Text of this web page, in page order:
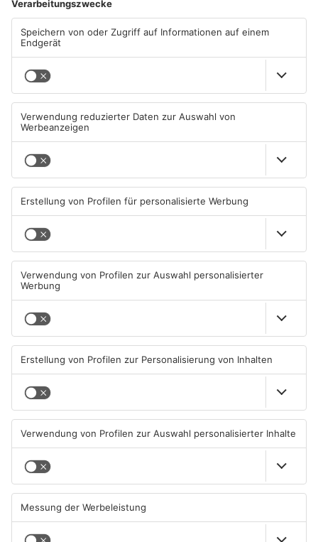
ANZEIGE
Mehr aus
Primaveraland
Diese Maislabyrinthe im
Primaveraland haben schon
geöffnet
08.08.2026, 09:45 UHR IN
PRIMAVERALAND
TOPNEWS
Primaveraland
08.08.2026, 09:39 UHR IN
PRIMAVERALAND